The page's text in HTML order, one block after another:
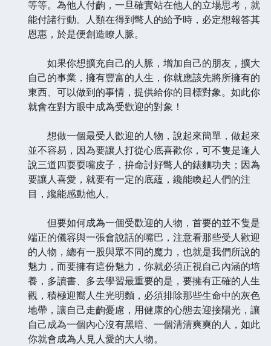
等等。為他人付齣，一旦確實站在他人的立場思考，就
能付諸行動。人類在得到彆人的給予時，必定想報答其
恩惠，於是便創造瞭人脈。
如果你想擴充自己的人脈，增加自己的朋友，擴大
自己的事業，擁有豐富的人生，你就應該先將所擁有的
東西、可以做到的事情，提供給你的目標對象。如此你
就會在對方眼中成為受歡迎的對象！
想做一個最受人歡迎的人物，說起來簡單，做起來
並不容易，因為要讓人打從心底喜歡你，可不隻是逢人
說三道四耍耍嘴皮子，拚命討好彆人的錶麵功夫；因為
要讓人喜愛，就要有一定的底蘊，纔能喚起人們的注
目，纔能感動他人。
但要如何成為一個受歡迎的人物，首要的並不隻是
端正的儀容與一張會說話的嘴巴，注意看那些受人歡迎
的人物，總有一股與眾不同的魔力，也就是我們所說的
魅力，而要擁有這份魅力，你就必須正視自己內涵的培
養，多讀書、多去學習最重要的是，要擁有正確的人生
觀，積極迎嚮人生光明麵，必須排除那些生命中的灰色
地帶，讓自己走齣憂慮，用健康的心態去迎接陽光，讓
自己成為一個內心沒有黑暗、一個清清爽爽的人，如此
你就會成為人見人愛的大人物。